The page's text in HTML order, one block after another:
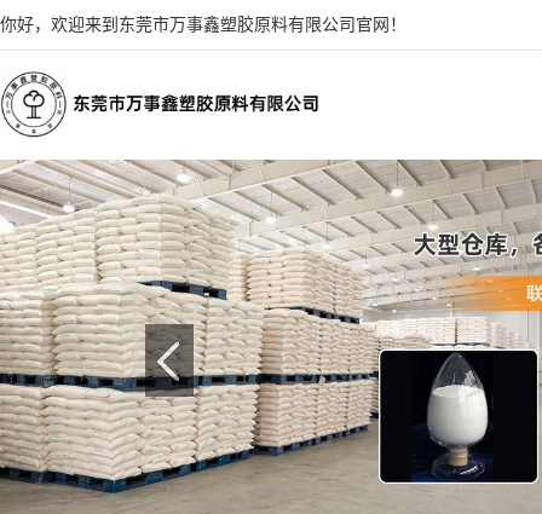
你好，欢迎来到东莞市万事鑫塑胶原料有限公司官网！